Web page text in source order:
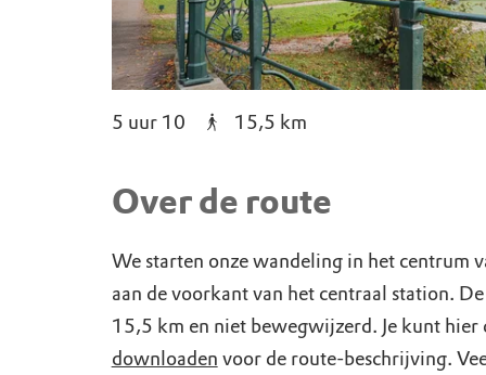
5 uur 10 15,5 km
Over de route
We starten onze wandeling in het centrum
aan de voorkant van het centraal station.
15,5 km en niet bewegwijzerd. Je kunt hier
downloaden voor de route-beschrijving.